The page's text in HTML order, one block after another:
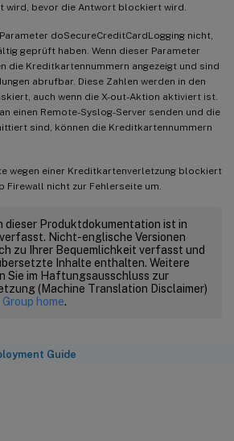
wird, bevor die Antwort blockiert wird.
doSecureCreditCardLogging nicht,
geprüft haben. Wenn dieser Parameter
die Kreditkartennummern angezeigt und sind
abrufbar. Diese Zahlen werden in den
auch wenn die X-out-Aktion aktiviert ist.
einen Remote-Syslog-Server senden und die
sind, können die Kreditkartennummern
wegen einer Kreditkartenverletzung blockiert
Firewall nicht zur Fehlerseite um.
dieser Produktdokumentation ist in
Nicht-englische Versionen
zu Ihrer Bequemlichkeit verfasst und
Inhalte enthalten. Weitere
Sie im Haftungsausschluss zur
(Machine Translation Disclaimer)
home.
Guide